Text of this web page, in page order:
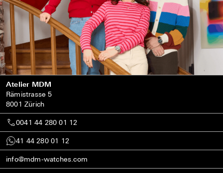
Atelier MDM
Rämistrasse 5
8001 Zürich
0041 44 280 01 12
41 44 280 01 12
info@mdm-watches.com